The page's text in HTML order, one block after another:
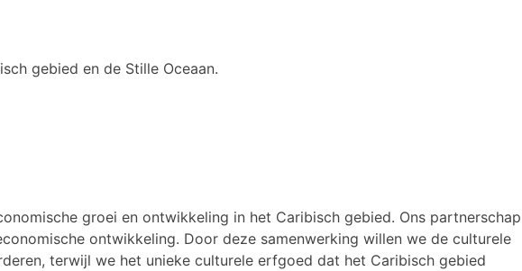
gebied en de Stille Oceaan.
groei en ontwikkeling in het Caribisch gebied. Ons partnerschap
ontwikkeling. Door deze samenwerking willen we de culturele
terwijl we het unieke culturele erfgoed dat het Caribisch gebied